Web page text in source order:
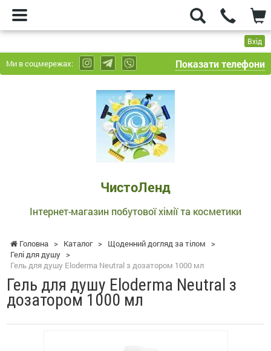
Вхід
Ми в соцмережах: Показати телефони
ЧистоЛенд
Інтернет-магазин побутової хімії та косметики
Головна > Каталог > Щоденний догляд за тілом
>
Гелі для душу >
Гель для душу Eloderma Neutral з дозатором 1000 мл
Гель для душу Eloderma Neutral з
дозатором 1000 мл